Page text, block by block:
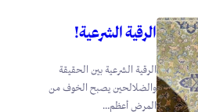
الرقية الشرعية!
الرقية الشرعية بين الحقيقة
والضلالحين يصبح الخوف من
المرض أعظم...